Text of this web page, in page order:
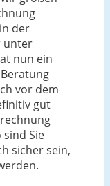
der
unter
nun ein
vor dem
gut
Sie
sicher sein,